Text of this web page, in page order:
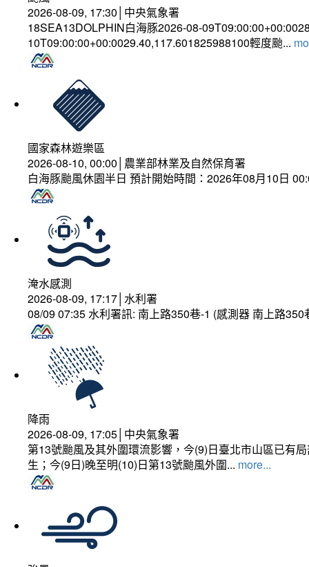
2026-08-09, 17:30│中央氣象署
18SEA13DOLPHIN白海豚2026-08-
10T09:00:00+00:0029.40,117.601825988100輕度颱...
國家森林遊樂區
2026-08-10, 00:00│農業部林業及自然保育署
白海豚颱風休園半日 預計開始時間：2026年08月10日
淹水感測
2026-08-09, 17:17│水利署
08/09 07:35 水利署訊: 南上路350巷-1 (感測器 南上路
降雨
2026-08-09, 17:05│中央氣象署
第13號颱風及其外圍環流影響，今(9)日臺北市山區已有
生；今(9日)晚至明(10)日第13號颱風外圍... more...